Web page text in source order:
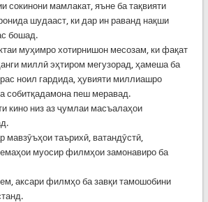
сокинони мамлакат, яъне ба тақвияти
шудааст, ки дар ин раванд нақши
бошад.
муҳимро хотирнишон месозам, ки фақат
миллӣ эҳтиром мегузорад, ҳамеша ба
ноил гардида, ҳувияти миллиашро
собитқадамона пеш меравад.
кино низ аз ҷумлаи масъалаҳои
мавзӯъҳои таърихӣ, ватандӯстӣ,
муосир филмҳои замонавиро ба
аксари филмҳо ба завқи тамошобини